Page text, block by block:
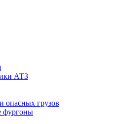
АТЗ
опасных грузов
фургоны